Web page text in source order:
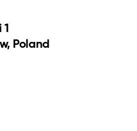
Poland